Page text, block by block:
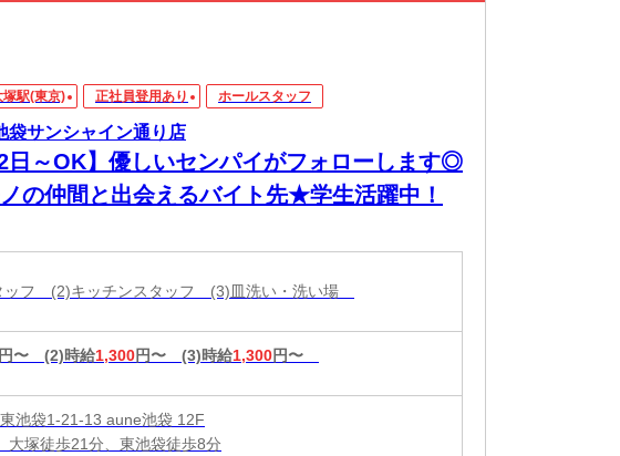
塚駅(東京) 正社員登用あり ホールスタッフ
袋サンシャイン通り店
2日～OK】優しいセンパイがフォローします◎
の仲間と出会えるバイト先★学生活躍中！
ッフ (2)キッチンスタッフ (3)皿洗い・洗い場
円〜 (2)時給1,300円〜 (3)時給1,300円〜
池袋1-21-13 aune池袋 12F
大塚徒歩21分、東池袋徒歩8分